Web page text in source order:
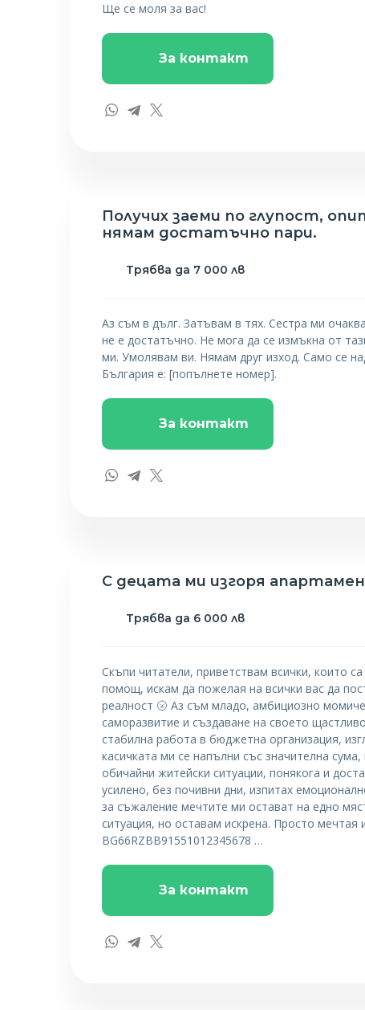
Ще се моля за вас!
За контакт
Получих заеми по глупост,
нямам достатъчно пари.
Трябва да 7 000 лв
Аз съм в дълг. Затъвам в тях. Сестра ми
не е достатъчно. Не мога да се измъкна от
ми. Умолявам ви. Нямам друг изход. Само се
България е: [попълнете номер].
За контакт
С децата ми изгоря
Трябва да 6 000 лв
Скъпи читатели, приветствам всички, които
помощ, искам да пожелая на всички вас да
реалност 🌝 Аз съм младо, амбициозно
саморазвитие и създаване на своето
стабилна работа в бюджетна организация,
касичката ми се напълни със значителна
обичайни житейски ситуации, понякога и
усилено, без почивни дни, изпитах
за съжаление мечтите ми остават на едно
ситуация, но оставам искрена. Просто
BG66RZBB91551012345678 …
За контакт